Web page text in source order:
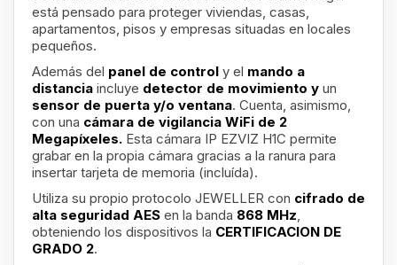
está pensado para proteger viviendas, casas,
apartamentos, pisos y empresas situadas en locales
pequeños.
Además del panel de control y el mando a
distancia incluye detector de movimiento y un
sensor de puerta y/o ventana. Cuenta, asimismo,
con una cámara de vigilancia WiFi de 2
Megapíxeles. Esta cámara IP EZVIZ H1C permite
grabar en la propia cámara gracias a la ranura para
insertar tarjeta de memoria (incluída).
Utiliza su propio protocolo JEWELLER con cifrado de
alta seguridad AES en la banda 868 MHz,
obteniendo los dispositivos la CERTIFICACION DE
GRADO 2.